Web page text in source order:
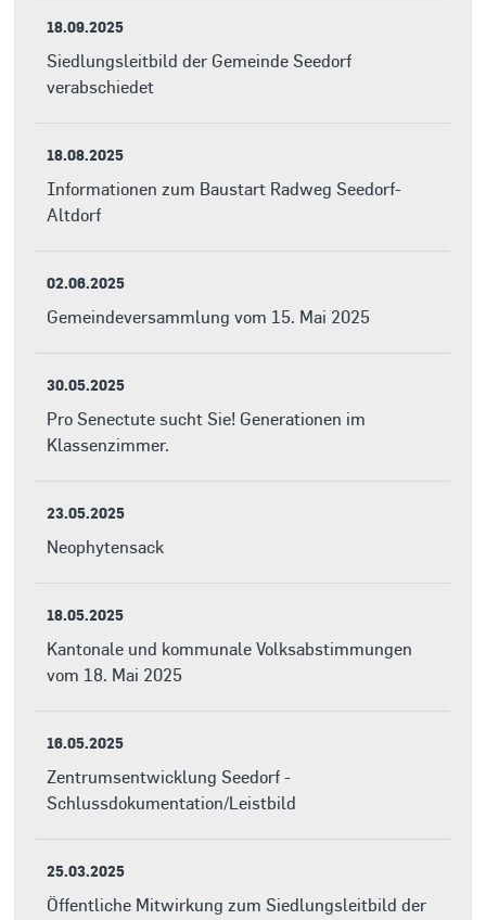
18.09.2025
Siedlungsleitbild der Gemeinde Seedorf
verabschiedet
18.08.2025
Informationen zum Baustart Radweg Seedorf-
Altdorf
02.06.2025
Gemeindeversammlung vom 15. Mai 2025
30.05.2025
Pro Senectute sucht Sie! Generationen im
Klassenzimmer.
23.05.2025
Neophytensack
18.05.2025
Kantonale und kommunale Volksabstimmungen
vom 18. Mai 2025
16.05.2025
Zentrumsentwicklung Seedorf -
Schlussdokumentation/Leistbild
25.03.2025
Öffentliche Mitwirkung zum Siedlungsleitbild der